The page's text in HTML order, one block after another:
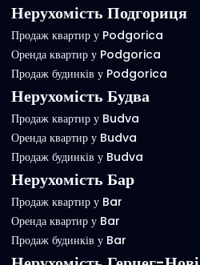
Нерухомість Подгориця
Продаж квартир у Podgorica
Оренда квартир у Podgorica
Продаж будинків у Podgorica
Нерухомість Будва
Продаж квартир у Budva
Оренда квартир у Budva
Продаж будинків у Budva
Нерухомість Бар
Продаж квартир у Bar
Оренда квартир у Bar
Продаж будинків у Bar